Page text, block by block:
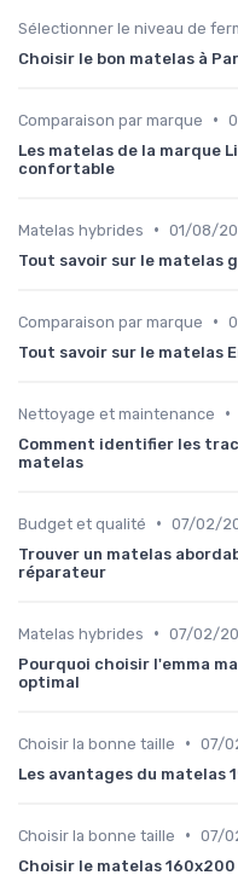
Sélectionner le niveau de
Choisir le bon matelas à
Comparaison par marque •
Les matelas de la marque
confortable
Matelas hybrides • 01/08/
Tout savoir sur le matelas
Comparaison par marque •
Tout savoir sur le matelas
Nettoyage et maintenance •
Comment identifier les
matelas
Budget et qualité • 07/02/
Trouver un matelas
réparateur
Matelas hybrides • 07/02/
Pourquoi choisir l'emma
optimal
Choisir la bonne taille • 07/
Les avantages du matelas
Choisir la bonne taille • 07/
Choisir le matelas